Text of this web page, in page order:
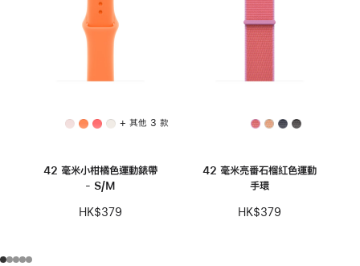
+ 其他 3 款
42 毫米小柑橘色運動錶帶
- S/M
HK$379
42 毫米亮番石榴紅色運動
手環
HK$379